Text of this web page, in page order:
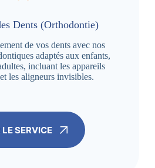
Dents (Orthodontie)
de vos dents avec nos
adaptés aux enfants,
incluant les appareils
les aligneurs invisibles.
LE SERVICE